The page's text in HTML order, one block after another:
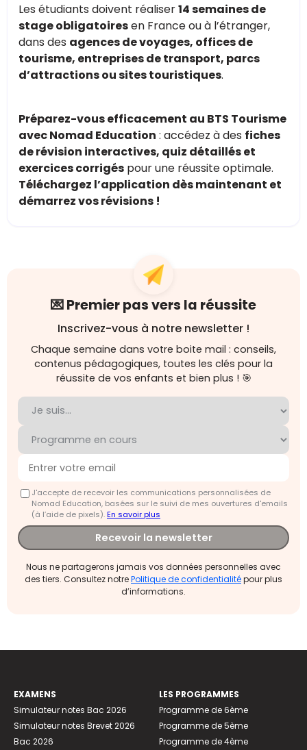
Les étudiants doivent réaliser14 semaines de
stage obligatoiresen France ou à l’étranger,
dans des agences de voyages, offices de
tourisme, entreprises de transport, parcs
d’attractions ou sites touristiques.
Préparez-vous efficacement au BTS Tourisme
avec Nomad Education : accédez à des fiches
de révision interactives, quiz détaillés et
exercices corrigés pour une réussite optimale.
Téléchargez l’application dès maintenant et
démarrez vos révisions !
💌 Premier pas vers la réussite
Inscrivez-vous à notre newsletter !
Chaque semaine dans votre boite mail : conseils,
contenus pédagogiques, toutes les clés pour la
réussite de vos enfants et bien plus ! 🎯
J'accepte de recevoir les communications personnalisées de
Nomad Education, basées sur le suivi de mes ouvertures d'emails
(à l’aide de pixels).En savoir plus
Recevoir la newsletter
Nous ne partagerons jamais vos données personnelles avec
des tiers. Consultez notrePolitique de confidentialitépour plus
d’informations.
EXAMENS
Simulateur notes Bac 2026
Simulateur notes Brevet 2026
Bac 2026
LES PROGRAMMES
Programme de 6ème
Programme de 5ème
Programme de 4ème